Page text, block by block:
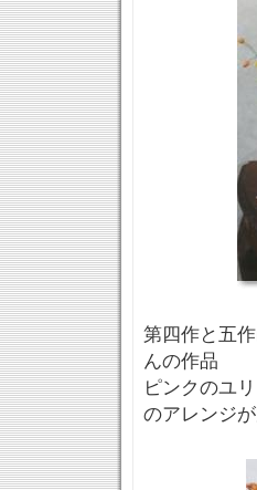
第四作と五
んの作品
ピンクのユ
のアレンジ